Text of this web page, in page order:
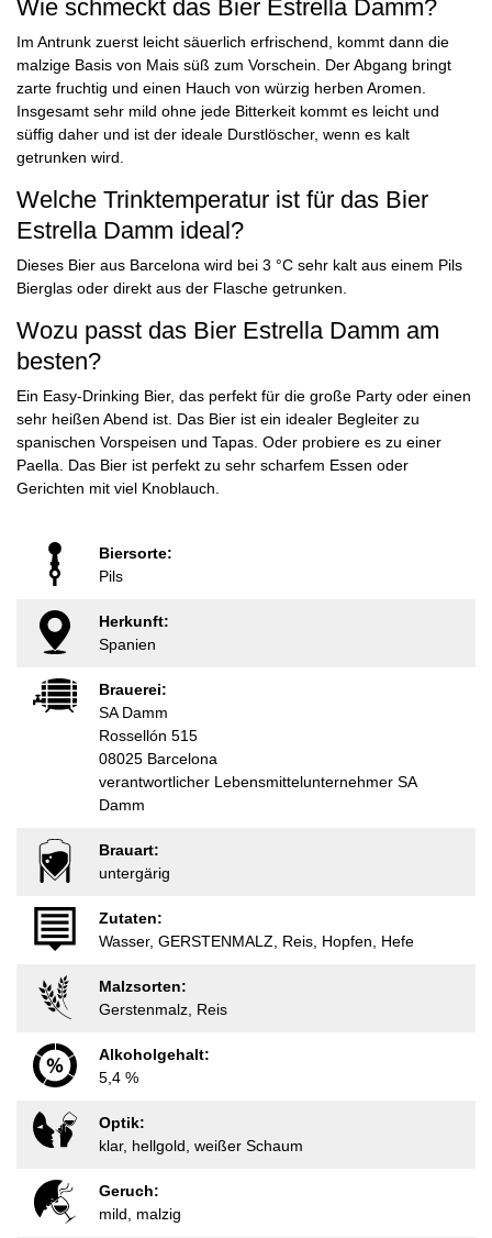
Wie schmeckt das Bier Estrella Damm?
Im Antrunk zuerst leicht säuerlich erfrischend, kommt dann die
malzige Basis von Mais süß zum Vorschein. Der Abgang bringt
zarte fruchtig und einen Hauch von würzig herben Aromen.
Insgesamt sehr mild ohne jede Bitterkeit kommt es leicht und
süffig daher und ist der ideale Durstlöscher, wenn es kalt
getrunken wird.
Welche Trinktemperatur ist für das Bier
Estrella Damm ideal?
Dieses Bier aus Barcelona wird bei 3 °C sehr kalt aus einem Pils
Bierglas oder direkt aus der Flasche getrunken.
Wozu passt das Bier Estrella Damm am
besten?
Ein Easy-Drinking Bier, das perfekt für die große Party oder einen
sehr heißen Abend ist. Das Bier ist ein idealer Begleiter zu
spanischen Vorspeisen und Tapas. Oder probiere es zu einer
Paella. Das Bier ist perfekt zu sehr scharfem Essen oder
Gerichten mit viel Knoblauch.
Biersorte:
Pils
Herkunft:
Spanien
Brauerei:
SA Damm
Rossellón 515
08025 Barcelona
verantwortlicher Lebensmittelunternehmer SA
Damm
Brauart:
untergärig
Zutaten:
Wasser, GERSTENMALZ, Reis, Hopfen, Hefe
Malzsorten:
Gerstenmalz, Reis
Alkoholgehalt:
5,4 %
Optik:
klar, hellgold, weißer Schaum
Geruch:
mild, malzig